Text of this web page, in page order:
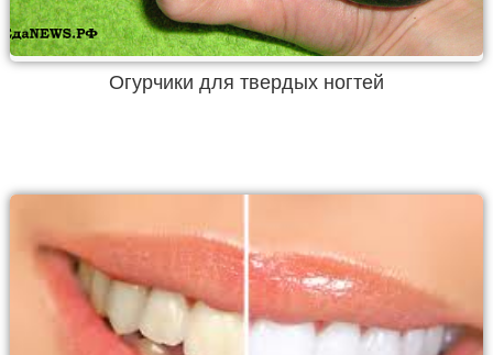
Огурчики для твердых ногтей